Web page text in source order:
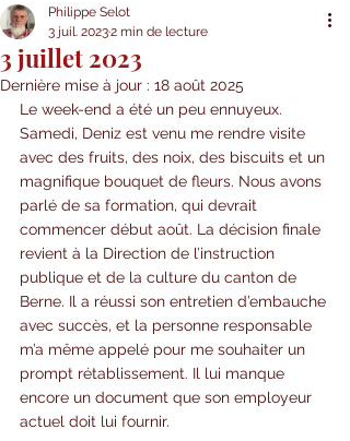
3 juillet 2023
Philippe Selot
3 juil. 20232 min de lecture
Dernière mise à jour : 18 août 2025
Le week-end a été un peu ennuyeux.
Samedi, Deniz est venu me rendre visite
avec des fruits, des noix, des biscuits et un
magnifique bouquet de fleurs. Nous avons
parlé de sa formation, qui devrait
commencer début août. La décision finale
revient à la Direction de l’instruction
publique et de la culture du canton de
Berne. Il a réussi son entretien d’embauche
avec succès, et la personne responsable
m’a même appelé pour me souhaiter un
prompt rétablissement. Il lui manque
encore un document que son employeur
actuel doit lui fournir.